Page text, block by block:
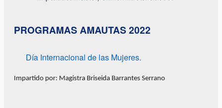
PROGRAMAS AMAUTAS 2022
Día Internacional de las Mujeres.
Impartido por: Magistra Briseida Barrantes Serrano